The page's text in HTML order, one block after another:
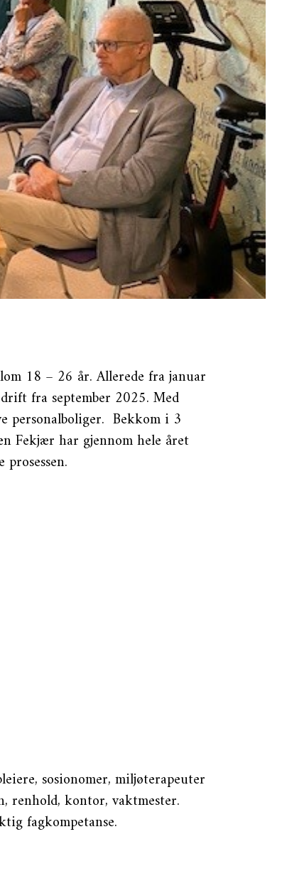
18 – 26 år. Allerede fra januar
fra september 2025. Med
personalboliger. Bekkom i 3
Fekjær har gjennom hele året
sosionomer, miljøterapeuter
renhold, kontor, vaktmester.
fagkompetanse.